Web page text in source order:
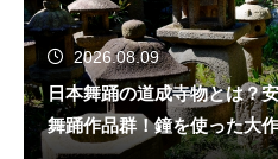
2026.08.09
日本舞踊の道成寺物とは？
舞踊作品群！鐘を使った大